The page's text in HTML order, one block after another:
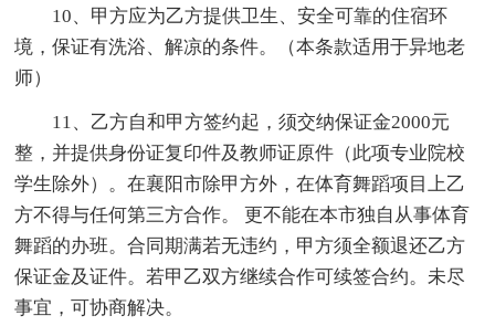
10、甲方应为乙方提供卫生、安全可靠的住宿环
境，保证有洗浴、解凉的条件。（本条款适用于异地老
师）
11、乙方自和甲方签约起，须交纳保证金2000元
整，并提供身份证复印件及教师证原件（此项专业院校
学生除外）。在襄阳市除甲方外，在体育舞蹈项目上乙
方不得与任何第三方合作。 更不能在本市独自从事体育
舞蹈的办班。合同期满若无违约，甲方须全额退还乙方
保证金及证件。若甲乙双方继续合作可续签合约。未尽
事宜，可协商解决。